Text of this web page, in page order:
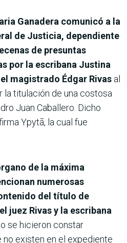
Ganadera comunicó a la
de Justicia, dependiente
de presuntas
por la escribana Justina
magistrado Édgar Rivas al
titulación de una costosa
Juan Caballero. Dicho
Ypytã, la cual fue
de la máxima
numerosas
del título de
juez Rivas y la escribana
se hicieron constar
existen en el expediente